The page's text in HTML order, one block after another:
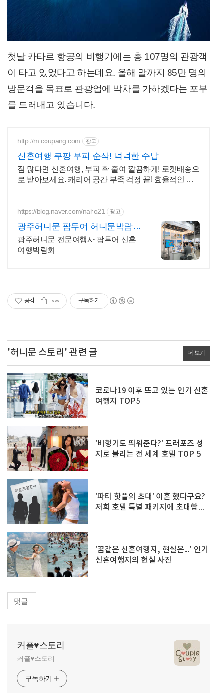
첫날 카타르 항공의 비행기에는 총 107명의 관광객
이 타고 있었다고 하는데요. 올해 말까지 85만 명의
방문객을 목표로 관광업에 박차를 가하겠다는 포부
를 드러내고 있습니다.
http://m.coupang.com 광고
신혼여행 쿠팡 부피 순삭! 넉넉한 수납
짐 많다면 신혼여행, 부피 확 줄여 깔끔하게! 로켓배송으
로 받아보세요. 캐리어 공간 부족 걱정 끝! 효율적인 공
https://blog.naver.com/naho21 광고
광주허니문 팜투어 허니문박람회
특가혜택
광주허니문 전문여행사 팜투어 신혼
여행박람회
공감 구독하기
'허니문 스토리' 관련 글 더 보기
코로나19 이후 뜨고 있는 인기 신혼
여행지 TOP5
'비행기도 띄워준다?' 프러포즈 성
지로 불리는 전 세계 호텔 TOP 5
'파티 핫플의 초대' 이혼 했다구요?
저희 호텔 특별 패키지에 초대합니
'꿈같은 신혼여행지, 현실은...' 인기
신혼여행지의 현실 사진
댓글
커플♥스토리
커플♥스토리
구독하기